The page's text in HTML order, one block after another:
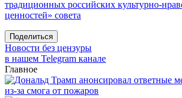
традиционных российских культурно-
ценностей» совета
Поделиться
Новости без цензуры
в нашем Telegram канале
Главное